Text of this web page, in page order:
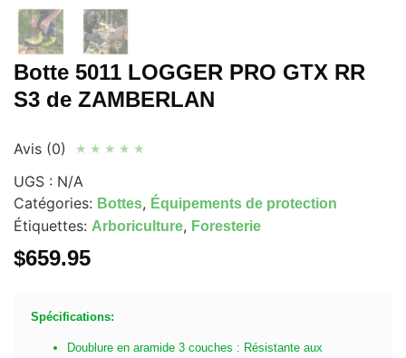
Botte 5011 LOGGER PRO GTX RR
S3 de ZAMBERLAN
Avis (0) ★ ★ ★ ★ ★
UGS : N/A
Catégories: Bottes, Équipements de protection
Étiquettes: Arboriculture, Foresterie
$659.95
Spécifications:
Doublure en aramide 3 couches : Résistante aux